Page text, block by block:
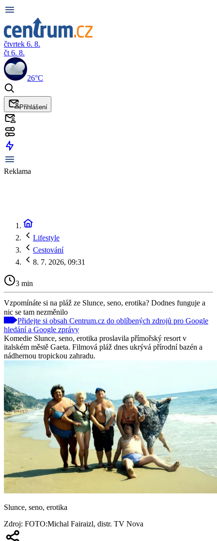
čtvrtek 6. 8.
čt 6. 8.
26°C
Přihlášení
Reklama
Lifestyle
Cestování
8. 7. 2026, 09:31
3 min
Vzpomínáte si na pláž ze Slunce, seno, erotika? Dodnes funguje a
nic se tam nezměnilo
Přidejte si obsah Centrum.cz do oblíbených zdrojů pro Google
hledání a Google zprávy
Komedie Slunce, seno, erotika proslavila přímořský resort v
italském městě Gaeta. Filmová pláž dnes ukrývá přírodní bazén a
nádhernou tropickou zahradu.
Slunce, seno, erotika
Zdroj: FOTO:Michal Fairaizl, distr. TV Nova